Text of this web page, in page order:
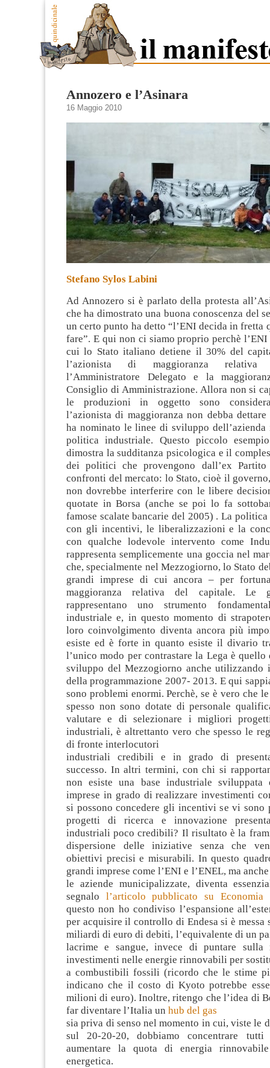
Annozero e l’Asinara
16 Maggio 2010
Stefano Sylos Labini
Ad Annozero si è parlato della protesta
che ha dimostrato una buona conoscenza del
un certo punto ha detto “l’ENI decida in fretta
fare”. E qui non ci siamo proprio perchè l’ENI
cui lo Stato italiano detiene il 30% del
l’azionista di maggioranza relativa
l’Amministratore Delegato e la
Consiglio di Amministrazione. Allora non si
le produzioni in oggetto sono
l’azionista di maggioranza non debba
ha nominato le linee di sviluppo
politica industriale. Questo piccolo
dimostra la sudditanza psicologica e il
dei politici che provengono dall’ex Partito
confronti del mercato: lo Stato, cioè il
non dovrebbe interferire con le libere
quotate in Borsa (anche se poi lo fa
famose scalate bancarie del 2005) . La
con gli incentivi, le liberalizzazioni e la
con qualche lodevole intervento come
rappresenta semplicemente una goccia nel
che, specialmente nel Mezzogiorno, lo Stato
grandi imprese di cui ancora – per
maggioranza relativa del capitale. Le
rappresentano uno strumento
industriale e, in questo momento di
loro coinvolgimento diventa ancora più
esiste ed è forte in quanto esiste il divario
l’unico modo per contrastare la Lega è
sviluppo del Mezzogiorno anche utilizzando
della programmazione 2007- 2013. E qui
sono problemi enormi. Perchè, se è vero che
spesso non sono dotate di personale
valutare e di selezionare i migliori
industriali, è altrettanto vero che spesso le
di fronte interlocutori
industriali credibili e in grado di
successo. In altri termini, con chi si
non esiste una base industriale
imprese in grado di realizzare investimenti
si possono concedere gli incentivi se vi sono
progetti di ricerca e innovazione
industriali poco credibili? Il risultato è la
dispersione delle iniziative senza che
obiettivi precisi e misurabili. In questo
grandi imprese come l’ENI e l’ENEL, ma
le aziende municipalizzate, diventa
segnalo l’articolo pubblicato su
questo non ho condiviso l’espansione
per acquisire il controllo di Endesa si è messa
miliardi di euro di debiti, l’equivalente di un
lacrime e sangue, invece di puntare sulla
investimenti nelle energie rinnovabili per
a combustibili fossili (ricordo che le stime
indicano che il costo di Kyoto potrebbe
milioni di euro). Inoltre, ritengo che l’idea di
far diventare l’Italia un hub del gas
sia priva di senso nel momento in cui, viste le
sul 20-20-20, dobbiamo concentrare
aumentare la quota di energia
energetica.